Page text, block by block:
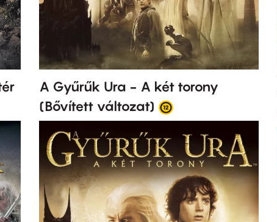
A Gyűrűk Ura - A két torony
(Bővített változat)